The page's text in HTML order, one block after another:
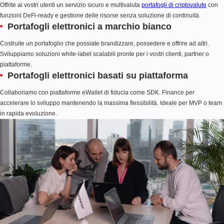
Offrite ai vostri utenti un servizio sicuro e multivaluta portafogli di criptovalute con
funzioni DeFi-ready e gestione delle risorse senza soluzione di continuità.
Portafogli elettronici a marchio bianco
Costruite un portafoglio che possiate brandizzare, possedere e offrire ad altri.
Sviluppiamo soluzioni white-label scalabili pronte per i vostri clienti, partner o
piattaforme.
Portafogli elettronici basati su piattaforma
Collaboriamo con piattaforme eWallet di fiducia come SDK. Finance per
accelerare lo sviluppo mantenendo la massima flessibilità. Ideale per MVP o team
in rapida evoluzione.